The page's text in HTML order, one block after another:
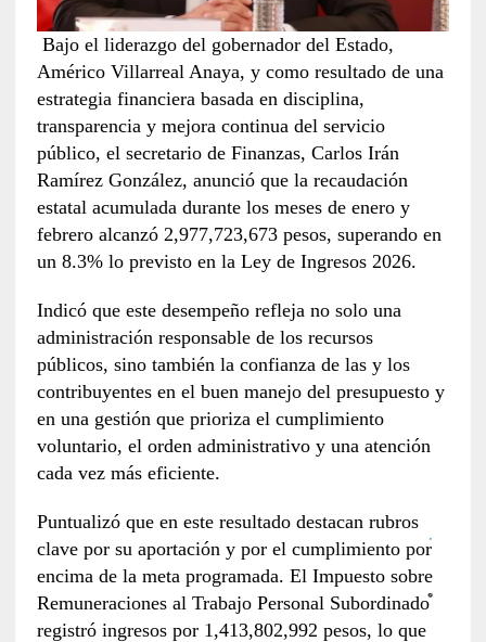
Bajo el liderazgo del gobernador del Estado,
Américo Villarreal Anaya, y como resultado de una
estrategia financiera basada en disciplina,
transparencia y mejora continua del servicio
público, el secretario de Finanzas, Carlos Irán
Ramírez González, anunció que la recaudación
estatal acumulada durante los meses de enero y
febrero alcanzó 2,977,723,673 pesos, superando en
un 8.3% lo previsto en la Ley de Ingresos 2026.
Indicó que este desempeño refleja no solo una
administración responsable de los recursos
públicos, sino también la confianza de las y los
contribuyentes en el buen manejo del presupuesto y
en una gestión que prioriza el cumplimiento
voluntario, el orden administrativo y una atención
cada vez más eficiente.
Puntualizó que en este resultado destacan rubros
clave por su aportación y por el cumplimiento por
encima de la meta programada. El Impuesto sobre
Remuneraciones al Trabajo Personal Subordinado
registró ingresos por 1,413,802,992 pesos, lo que